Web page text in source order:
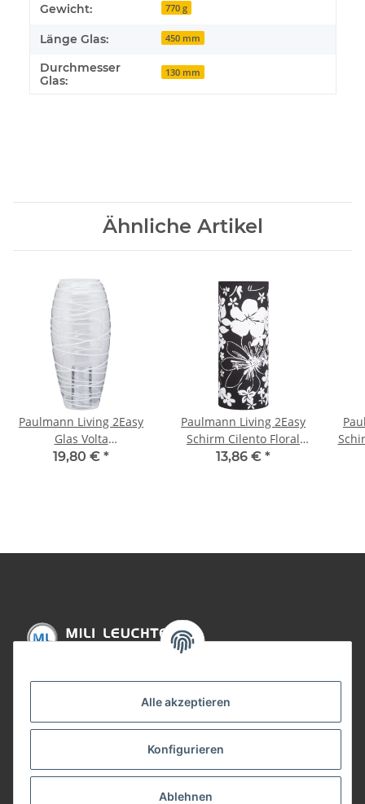
Alle akzeptieren
Konfigurieren
Ablehnen
Gewicht: 770 g
Länge Glas: 450 mm
Durchmesser
Glas:
130 mm
Ähnliche Artikel
Paulmann Living 2Easy
Glas Volta
Transparent/Weiß Glas
19,80 € *
Paulmann Living 2Easy
Schirm Cilento Floral
Schwarz Stoff
13,86 € *
Gesetzliche Informationen
Bezahlung